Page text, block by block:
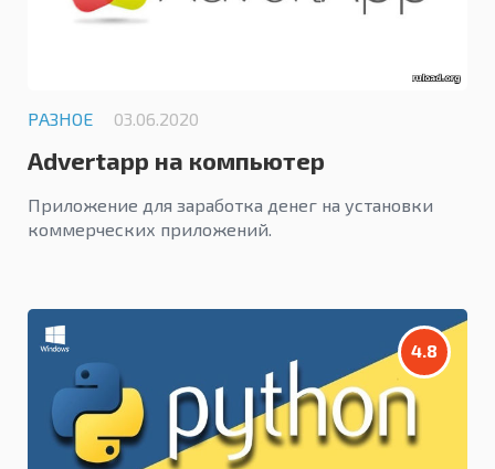
РАЗНОЕ 03.06.2020
Advertapp на компьютер
Приложение для заработка денег на установки
коммерческих приложений.
4.8